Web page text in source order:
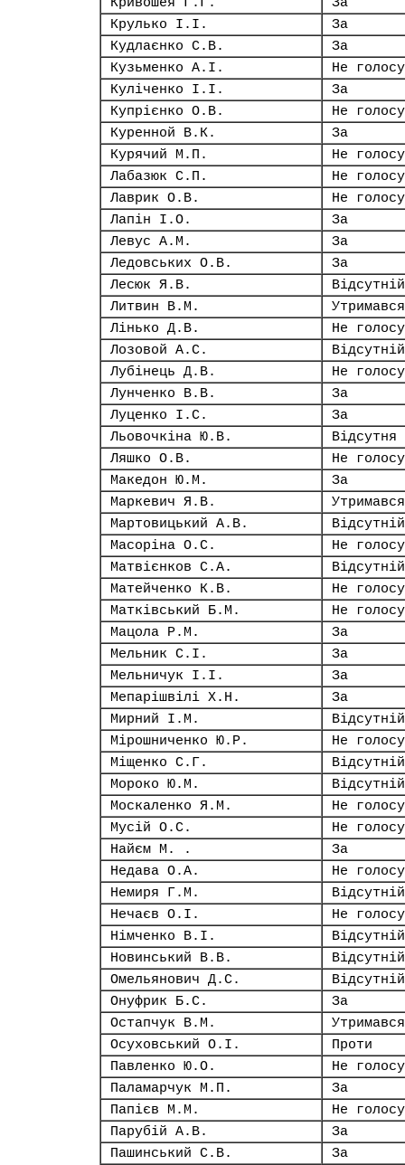
Крулько І.І.
За
Кудлаєнко С.В.
За
Кузьменко А.І.
Не
Куліченко І.І.
За
Купрієнко О.В.
Не
Куренной В.К.
За
Курячий М.П.
Не
Лабазюк С.П.
Не
Лаврик О.В.
Не
Лапін І.О.
За
Левус А.М.
За
Ледовських О.В.
За
Лесюк Я.В.
Відсутній
Литвин В.М.
Утримався
Лінько Д.В.
Не
Лозовой А.С.
Відсутній
Лубінець Д.В.
Не
Лунченко В.В.
За
Луценко І.С.
За
Льовочкіна Ю.В.
Відсутня
Ляшко О.В.
Не
Македон Ю.М.
За
Маркевич Я.В.
Утримався
Мартовицький А.В.
Відсутній
Масоріна О.С.
Не
Матвієнков С.А.
Відсутній
Матейченко К.В.
Не
Матківський Б.М.
Не
Мацола Р.М.
За
Мельник С.І.
За
Мельничук І.І.
За
Мепарішвілі Х.Н.
За
Мирний І.М.
Відсутній
Мірошниченко Ю.Р.
Не
Міщенко С.Г.
Відсутній
Мороко Ю.М.
Відсутній
Москаленко Я.М.
Не
Мусій О.С.
Не
Найєм М. .
За
Недава О.А.
Не
Немиря Г.М.
Відсутній
Нечаєв О.І.
Не
Німченко В.І.
Відсутній
Новинський В.В.
Відсутній
Омельянович Д.С.
Відсутній
Онуфрик Б.С.
За
Остапчук В.М.
Утримався
Осуховський О.І.
Проти
Павленко Ю.О.
Не
Паламарчук М.П.
За
Папієв М.М.
Не
Парубій А.В.
За
Пашинський С.В.
За